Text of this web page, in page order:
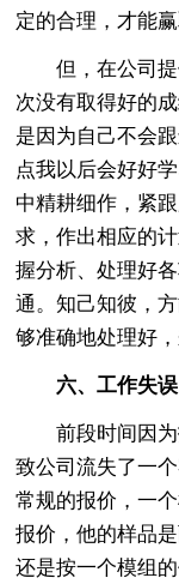
定的合理，才能
但，在公司提
次没有取得好的
是因为自己不会
点我以后会好好
中精耕细作，紧
求，作出相应的
握分析、处理好
通。知己知彼，
够准确地处理好，
六、工作失误
前段时间因为
致公司流失了一
常规的报价，一
报价，他的样品
还是按一个模组